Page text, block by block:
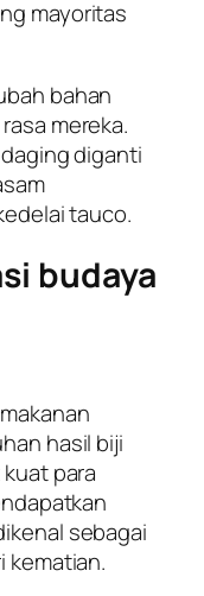
mayoritas
bahan
mereka.
diganti
tauco.
budaya
hasil biji
para
sebagai
kematian.